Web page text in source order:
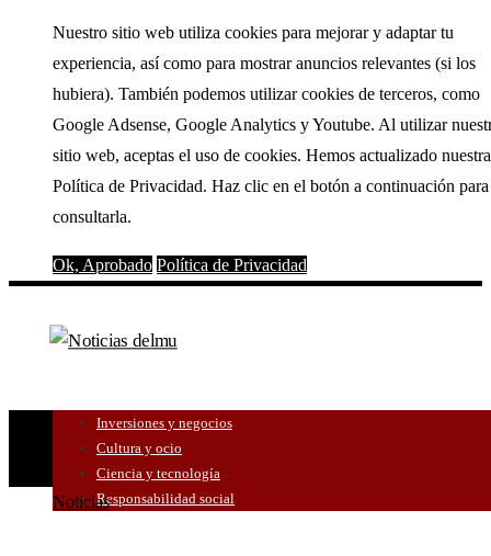
Nuestro sitio web utiliza cookies para mejorar y adaptar tu
experiencia, así como para mostrar anuncios relevantes (si los
hubiera). También podemos utilizar cookies de terceros, como
Google Adsense, Google Analytics y Youtube. Al utilizar
sitio web, aceptas el uso de cookies. Hemos actualizado nuestra
Política de Privacidad. Haz clic en el botón a continuación para
consultarla.
Ok, Aprobado Política de Privacidad
Inversiones y negocios
Cultura y ocio
Ciencia y tecnología
Responsabilidad social
Noticias